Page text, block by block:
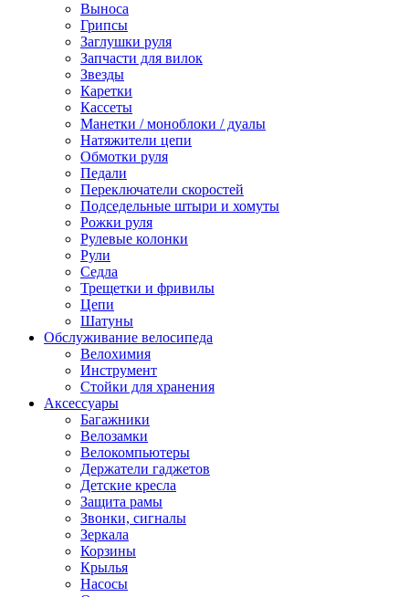
Выноса
Грипсы
Заглушки руля
Запчасти для вилок
Звезды
Каретки
Кассеты
Манетки / моноблоки / дуалы
Натяжители цепи
Обмотки руля
Педали
Переключатели скоростей
Подседельные штыри и хомуты
Рожки руля
Рулевые колонки
Рули
Седла
Трещетки и фривилы
Цепи
Шатуны
Обслуживание велосипеда
Велохимия
Инструмент
Стойки для хранения
Аксессуары
Багажники
Велозамки
Велокомпьютеры
Держатели гаджетов
Детские кресла
Защита рамы
Звонки, сигналы
Зеркала
Корзины
Крылья
Насосы